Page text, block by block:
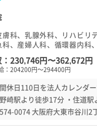
科、乳腺外科、リハビリ
、産婦人科、循環器内科
管外科、神経内科、腎臓
酔科、呼吸器外科、その
健康診断・人間ドック）
230,746円〜362,672円
：204200円～294400円
休日110日を法人カレンダ
野崎駅より徒歩17分 ・住道
0074 大阪府大東市谷川2